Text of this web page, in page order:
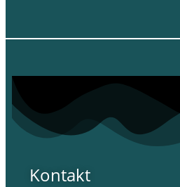
Kontakt